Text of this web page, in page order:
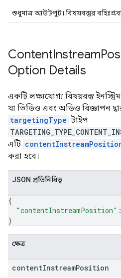
শুধুমাত্র আউটপুট। বিষয়বস্তুর
ContentInstream
Option Details
একটি লক্ষ্যযোগ্য বিষয়বস্তু
যা ভিডিও এবং অডিও বিজ্ঞাপন
targetingType টাইপ
এটি
করা হবে।
JSON প্রতিনিধিত্ব
{
"contentInstreamPosition" :
}
ক্ষেত্র
contentInstreamPosition